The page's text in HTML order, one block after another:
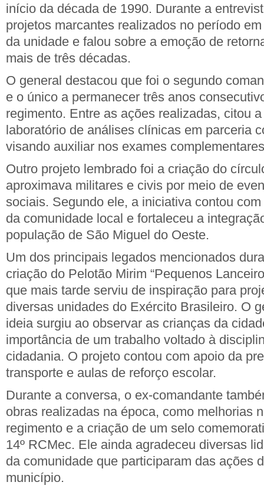
início da década de 1990. Durante a
projetos marcantes realizados no período
da unidade e falou sobre a emoção de
mais de três décadas.
O general destacou que foi o segundo
e o único a permanecer três anos
regimento. Entre as ações realizadas, citou
laboratório de análises clínicas em parceria
visando auxiliar nos exames
Outro projeto lembrado foi a criação do
aproximava militares e civis por meio de
sociais. Segundo ele, a iniciativa contou
da comunidade local e fortaleceu a
população de São Miguel do Oeste.
Um dos principais legados mencionados
criação do Pelotão Mirim “Pequenos
que mais tarde serviu de inspiração para
diversas unidades do Exército Brasileiro. O
ideia surgiu ao observar as crianças da
importância de um trabalho voltado à
cidadania. O projeto contou com apoio da
transporte e aulas de reforço escolar.
Durante a conversa, o ex-comandante
obras realizadas na época, como melhorias
regimento e a criação de um selo
14º RCMec. Ele ainda agradeceu diversas
da comunidade que participaram das ações
município.